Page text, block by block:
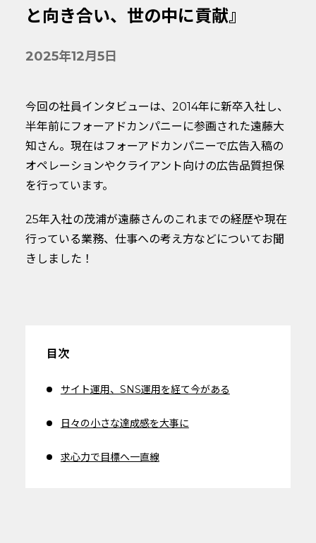
と向き合い、世の中に貢献』
2025年12月5日
今回の社員インタビューは、2014年に新卒入社し、
半年前にフォーアドカンパニーに参画された遠藤大
知さん。現在はフォーアドカンパニーで広告入稿の
オペレーションやクライアント向けの広告品質担保
を行っています。
25年入社の茂浦が遠藤さんのこれまでの経歴や現在
行っている業務、仕事への考え方などについてお聞
きしました！
目次
サイト運用、SNS運用を経て今がある
日々の小さな達成感を大事に
求心力で目標へ一直線